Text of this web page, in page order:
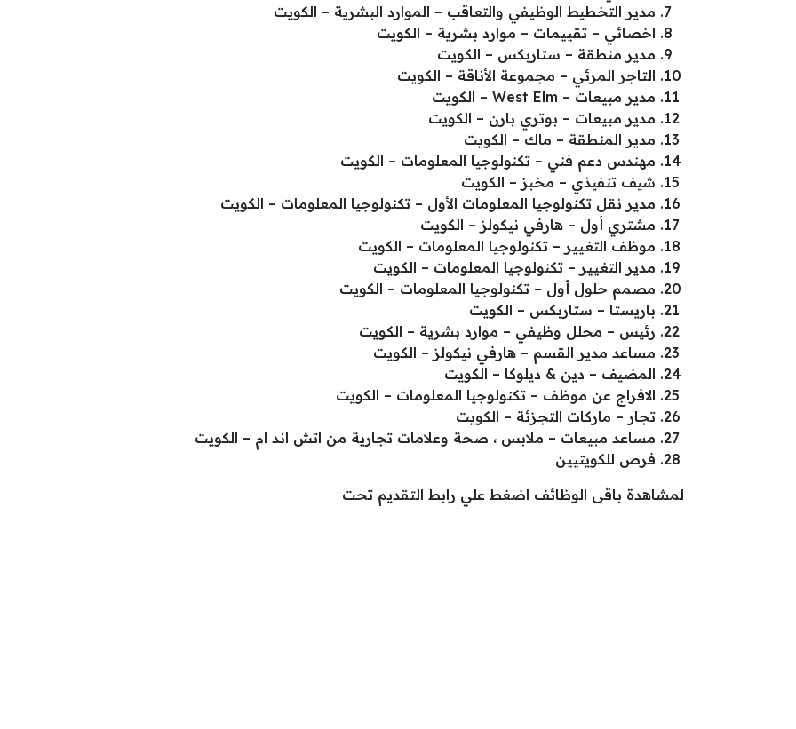
مدير التخطيط الوظيفي والتعاقب – الموارد البشرية – الكويت
اخصائي – تقييمات – موارد بشرية – الكويت
مدير منطقة – ستاربكس – الكويت
التاجر المرئي – مجموعة الأناقة – الكويت
مدير مبيعات – West Elm – الكويت
مدير مبيعات – بوتري بارن – الكويت
مدير المنطقة – ماك – الكويت
مهندس دعم فني – تكنولوجيا المعلومات – الكويت
شيف تنفيذي – مخبز – الكويت
مدير نقل تكنولوجيا المعلومات الأول – تكنولوجيا المعلومات – الكويت
مشتري أول – هارفي نيكولز – الكويت
موظف التغيير – تكنولوجيا المعلومات – الكويت
مدير التغيير – تكنولوجيا المعلومات – الكويت
مصمم حلول أول – تكنولوجيا المعلومات – الكويت
باريستا – ستاربكس – الكويت
رئيس – محلل وظيفي – موارد بشرية – الكويت
مساعد مدير القسم – هارفي نيكولز – الكويت
المضيف – دين & ديلوكا – الكويت
الافراج عن موظف – تكنولوجيا المعلومات – الكويت
تجار – ماركات التجزئة – الكويت
مساعد مبيعات – ملابس ، صحة وعلامات تجارية من اتش اند ام – الكويت
فرص للكويتيين
لمشاهدة باقى الوظائف اضغط علي رابط التقديم تحت